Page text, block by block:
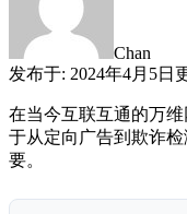
Chan
发布于: 2024年4月5日
在当今互联互通的万
于从定向广告到欺诈
要。